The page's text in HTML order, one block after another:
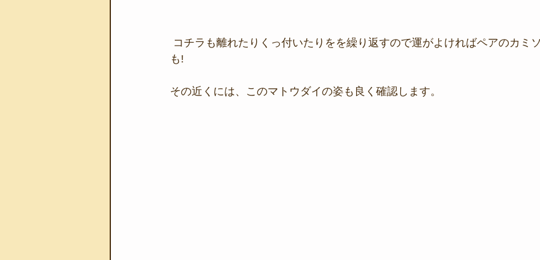
も!
その近くには、このマトウダイの姿も良く確認します。